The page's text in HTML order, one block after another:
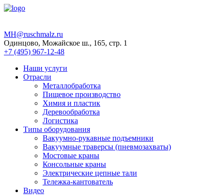
MH@ruschmalz.ru
Одинцово, Можайское ш., 165, стр. 1
+7 (495) 967-12-48
Наши услуги
Отрасли
Металлобработка
Пищевое производство
Химия и пластик
Деревообработка
Логистика
Типы оборудования
Вакуумно-рукавные подъемники
Вакуумные траверсы (пневмозахваты)
Мостовые краны
Консольные краны
Электрические цепные тали
Тележка-кантователь
Видео